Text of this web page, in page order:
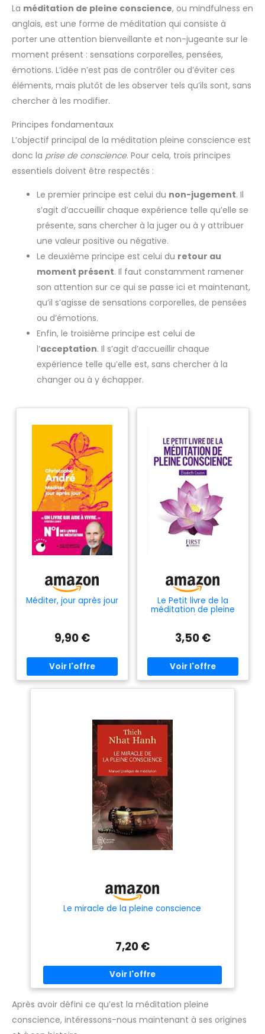
La méditation de pleine conscience, ou mindfulness en
anglais, est une forme de méditation qui consiste à
porter une attention bienveillante et non-jugeante sur le
moment présent : sensations corporelles, pensées,
émotions. L’idée n’est pas de contrôler ou d’éviter ces
éléments, mais plutôt de les observer tels qu’ils sont, sans
chercher à les modifier.
Principes fondamentaux
L’objectif principal de la méditation pleine conscience est
donc la prise de conscience. Pour cela, trois principes
essentiels doivent être respectés :
Le premier principe est celui du non-jugement. Il
s’agit d’accueillir chaque expérience telle qu’elle se
présente, sans chercher à la juger ou à y attribuer
une valeur positive ou négative.
Le deuxième principe est celui du retour au
moment présent. Il faut constamment ramener
son attention sur ce qui se passe ici et maintenant,
qu’il s’agisse de sensations corporelles, de pensées
ou d’émotions.
Enfin, le troisième principe est celui de
l’acceptation. Il s’agit d’accueillir chaque
expérience telle qu’elle est, sans chercher à la
changer ou à y échapper.
Méditer, jour après jour
9,90 €
Le Petit livre de la
méditation de pleine
conscience
3,50 €
Le miracle de la pleine conscience
7,20 €
Après avoir défini ce qu’est la méditation pleine
conscience, intéressons-nous maintenant à ses origines